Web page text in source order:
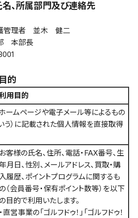
、所属部門及び連絡先
護管理者 並木 健二
本部長
的
用目的
ームページや電子メール等によるもの
う）に記載された個人情報を直接取得
お客様の氏名、住所、電話・FAX番号、生
月日、性別、メールアドレス、買取・購
履歴、ポイントプログラムに関するも
の（会員番号・保有ポイント数等）を以下
の目的で利用いたします。
・直営事業の「ゴルフドゥ！」「ゴルフドゥ！